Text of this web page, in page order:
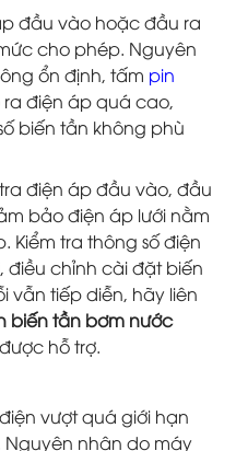
đầu vào hoặc đầu ra
cho phép. Nguyên
ổn định, tấm pin
điện áp quá cao,
biến tần không phù
điện áp đầu vào, đầu
bảo điện áp lưới nằm
Kiểm tra thông số điện
điều chỉnh cài đặt biến
vẫn tiếp diễn, hãy liên
biến tần bơm nước
hỗ trợ.
vượt quá giới hạn
nhân do máy